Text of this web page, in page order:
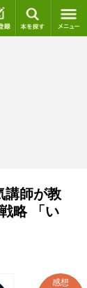
イン 新規登録
師が教
略 「い
感想